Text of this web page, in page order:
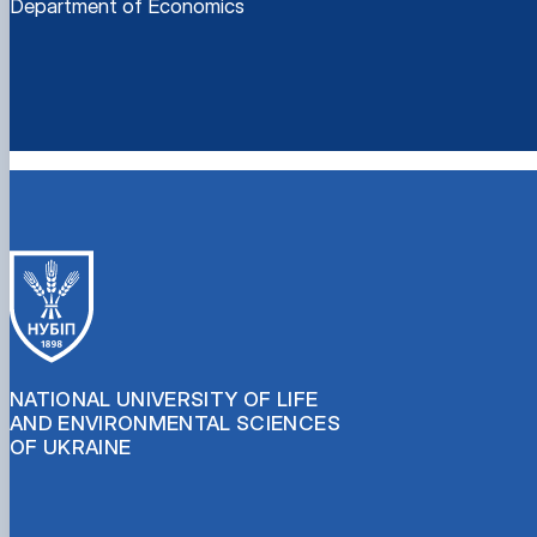
Department of Economics
NATIONAL UNIVERSITY OF LIFE
AND ENVIRONMENTAL SCIENCES
OF UKRAINE